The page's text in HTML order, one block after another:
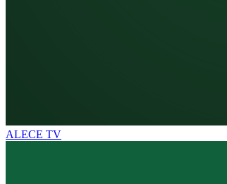
ALECE TV